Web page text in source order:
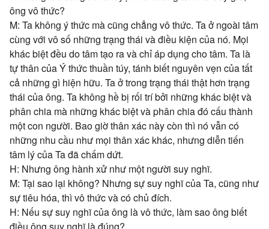
ông vô thức?
M: Ta không ý thức mà cũng chẳng vô thức. Ta ở ngoài tâm
cùng với vô số những trạng thái và điều kiện của nó. Mọi
khác biệt đều do tâm tạo ra và chỉ áp dụng cho tâm. Ta là
tự thân của Ý thức thuần túy, tánh biết nguyên vẹn của tất
cả những gì hiện hữu. Ta ở trong trạng thái thật hơn trạng
thái của ông. Ta không hề bị rối trí bởi những khác biệt và
phân chia mà những khác biệt và phân chia đó cấu thành
một con người. Bao giờ thân xác này còn thì nó vẫn có
những nhu cầu như mọi thân xác khác, nhưng diễn tiến
tâm lý của Ta đã chấm dứt.
H: Nhưng ông hành xử như một người suy nghĩ.
M: Tại sao lại không? Nhưng sự suy nghĩ của Ta, cũng như
sự tiêu hóa, thì vô thức và có chủ đích.
H: Nếu sự suy nghĩ của ông là vô thức, làm sao ông biết